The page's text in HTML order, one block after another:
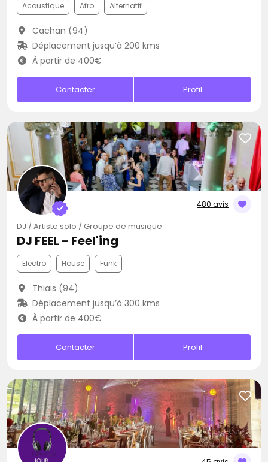
Acoustique Afro Alternatif
Cachan (94)
Déplacement jusqu’à 200 kms
À partir de 400€
Contacter Profil
480 avis
DJ / Artiste solo / Groupe de musique
DJ FEEL - Feel'ing
Electro House Funk
Thiais (94)
Déplacement jusqu’à 300 kms
À partir de 400€
Contacter Profil